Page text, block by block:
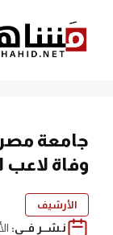
المحتوى
جامعة
وفاة
الأرشيف
نـشــر فــي: